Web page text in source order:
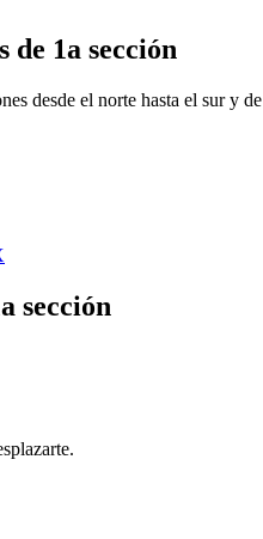
de 1a sección
desde el norte hasta el sur y
sección